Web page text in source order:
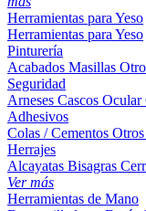
Herramientas para Yeso
Herramientas para Yeso
Pinturería
Acabados Masillas
Seguridad
Arneses Cascos Ocular
Adhesivos
Colas / Cementos Otros
Herrajes
Alcayatas Bisagras
Ver más
Herramientas de Mano